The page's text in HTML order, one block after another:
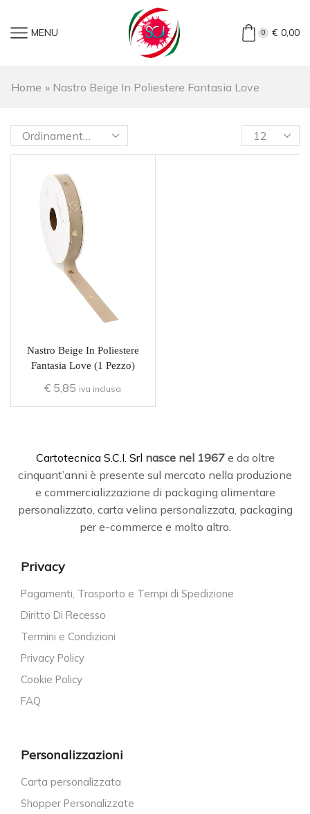
MENU 0 €0,00
Home » Nastro Beige In Poliestere Fantasia Love
Nastro Beige In Poliestere
Fantasia Love (1 Pezzo)
€ 5,85 iva inclusa
Cartotecnica S.C.I. Srl nasce nel 1967e da oltre
cinquant’anni è presente sul mercato nella produzione
e commercializzazione di packaging alimentare
personalizzato, carta velina personalizzata, packaging
per e-commerce e molto altro.
Privacy
Pagamenti, Trasporto e Tempi di Spedizione
Diritto Di Recesso
Termini e Condizioni
Privacy Policy
Cookie Policy
FAQ
Personalizzazioni
Carta personalizzata
Shopper Personalizzate